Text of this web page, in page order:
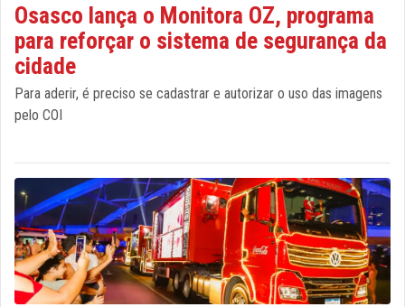
Osasco lança o Monitora OZ, programa
para reforçar o sistema de segurança da
cidade
Para aderir, é preciso se cadastrar e autorizar o uso das imagens
pelo COI